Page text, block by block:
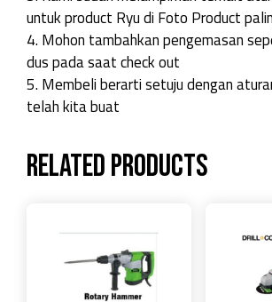
untuk product Ryu di Foto Product
4. Mohon tambahkan pengemasan
dus pada saat check out
5. Membeli berarti setuju dengan
telah kita buat
Related products